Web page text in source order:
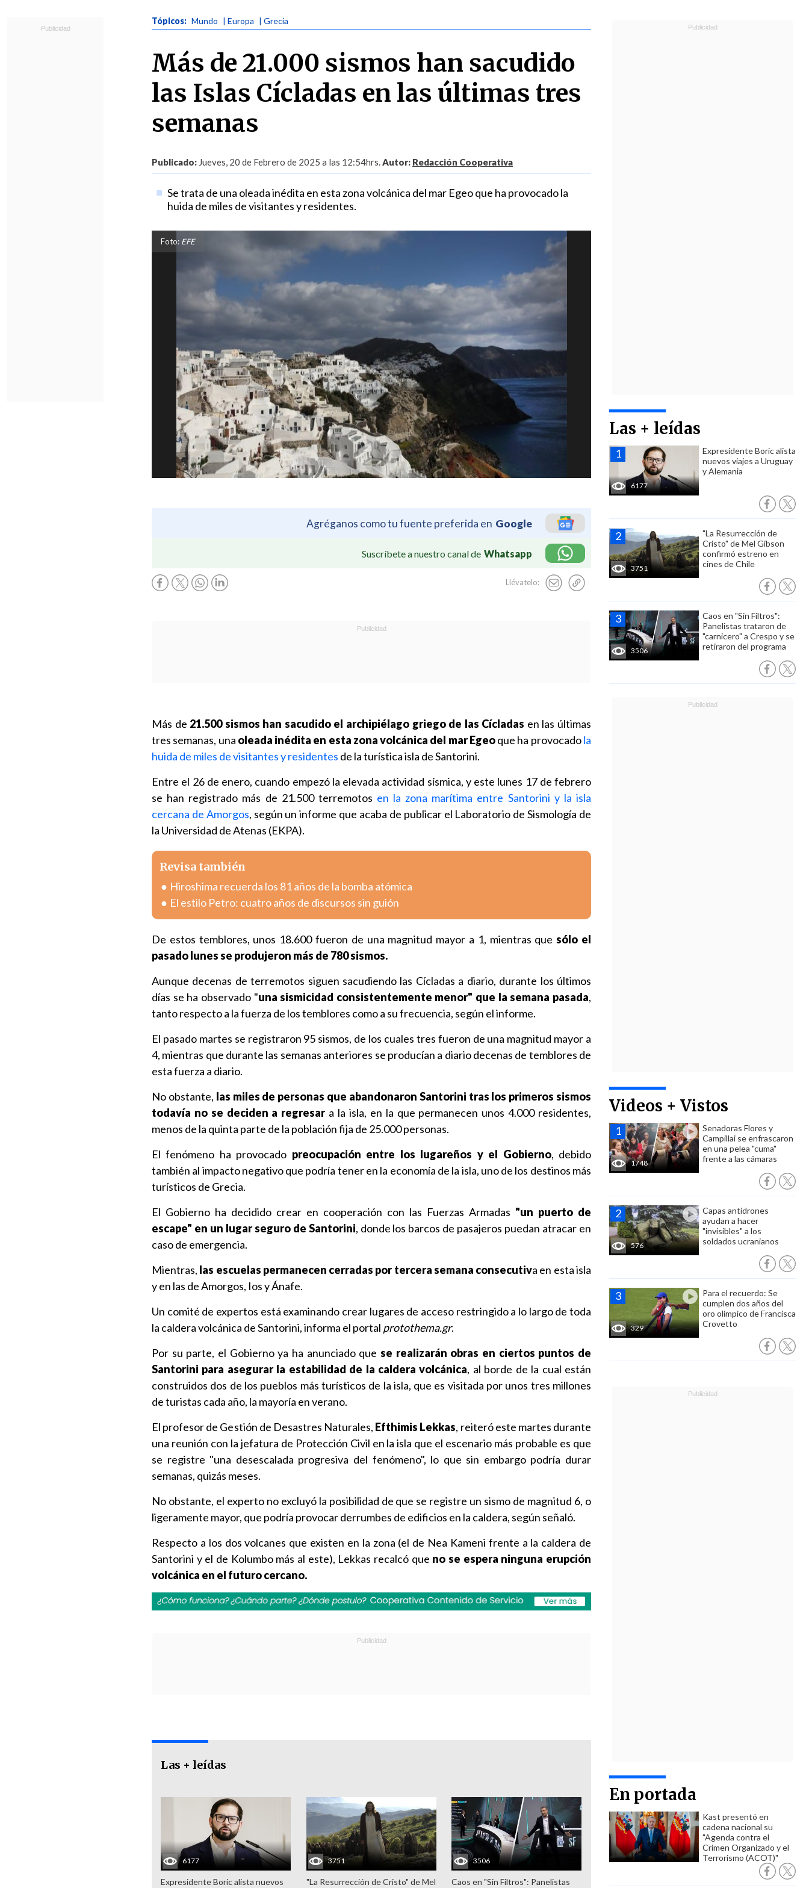
Tópicos: Mundo | Europa | Grecia
Más de 21.000 sismos han sacudido
las Islas Cícladas en las últimas tres
semanas
Publicado: Jueves, 20 de Febrero de 2025 a las 12:54hrs.Autor: Redacción Cooperativa
Se trata de una oleada inédita en esta zona volcánica del mar Egeo que ha provocado la
huida de miles de visitantes y residentes.
Foto: EFE
Agréganos como tu fuente preferida en Google
Suscríbete a nuestro canal de Whatsapp
Llévatelo:
Las + leídas
6177
Expresidente Boric alista
nuevos viajes a Uruguay
y Alemania
3751
"La Resurrección de
Cristo" de Mel Gibson
confirmó estreno en
cines de Chile
3506
Caos en "Sin Filtros":
Panelistas trataron de
"carnicero" a Crespo y se
retiraron del programa
Videos + Vistos
1748
Senadoras Flores y
Campillai se enfrascaron
en una pelea "cuma"
frente a las cámaras
576
Capas antidrones
ayudan a hacer
"invisibles" a los
soldados ucranianos
329
Para el recuerdo: Se
cumplen dos años del
oro olímpico de Francisca
Crovetto
En portada
Kast presentó en
cadena nacional su
"Agenda contra el
Crimen Organizado y el
Terrorismo (ACOT)"
Más de 21.500 sismos han sacudido el archipiélago griego de las Cícladas en las últimas
tres semanas, una oleada inédita en esta zona volcánica del mar Egeoque ha provocadola
huida de miles de visitantes y residentes de la turística isla de Santorini.
Entre el 26 de enero, cuando empezó la elevada actividad sísmica, y este lunes 17 de febrero
se han registrado más de 21.500 terremotos en la zona marítima entre Santorini y la isla
cercana de Amorgos, según un informe que acaba de publicar el Laboratorio de Sismología de
la Universidad de Atenas (EKPA).
Revisa también
Hiroshima recuerda los 81 años de la bomba atómica
El estilo Petro: cuatro años de discursos sin guión
De estos temblores, unos 18.600 fueron de una magnitud mayor a 1, mientras quesólo el
pasado lunes se produjeron más de 780 sismos.
Aunque decenas de terremotos siguen sacudiendo las Cícladas a diario, durante los últimos
días se ha observado "una sismicidad consistentemente menor" que la semana pasada,
tanto respecto a la fuerza de los temblores como a su frecuencia, según el informe.
El pasado martes se registraron 95 sismos, de los cuales tres fueron de una magnitud mayor a
4, mientras que durante las semanas anteriores se producían a diario decenas de temblores de
esta fuerza a diario.
No obstante, las miles de personas que abandonaron Santorini tras los primeros sismos
todavía no se deciden a regresara la isla, en la que permanecen unos 4.000 residentes,
menos de la quinta parte de la población fija de 25.000 personas.
El fenómeno ha provocado preocupación entre los lugareños y el Gobierno, debido
también al impacto negativo que podría tener en la economía de la isla, uno de los destinos más
turísticos de Grecia.
El Gobierno ha decidido crear en cooperación con las Fuerzas Armadas "un puerto de
escape" en un lugar seguro de Santorini, donde los barcos de pasajeros puedan atracar en
caso de emergencia.
Mientras, las escuelas permanecen cerradas por tercera semana consecutiva en esta isla
y en las de Amorgos, Ios y Ánafe.
Un comité de expertos está examinando crear lugares de acceso restringido a lo largo de toda
la caldera volcánica de Santorini, informa el portal protothema.gr.
Por su parte, el Gobierno ya ha anunciado que se realizarán obras en ciertos puntos de
Santorini para asegurar la estabilidad de la caldera volcánica, al borde de la cual están
construidos dos de los pueblos más turísticos de la isla, que es visitada por unos tres millones
de turistas cada año, la mayoría en verano.
El profesor de Gestión de Desastres Naturales, Efthimis Lekkas, reiteró este martes durante
una reunión con la jefatura de Protección Civil en la isla que el escenario más probable es que
se registre "una desescalada progresiva del fenómeno", lo que sin embargo podría durar
semanas, quizás meses.
No obstante, el experto no excluyó la posibilidad de que se registre un sismo de magnitud 6, o
ligeramente mayor, que podría provocar derrumbes de edificios en la caldera, según señaló.
Respecto a los dos volcanes que existen en la zona (el de Nea Kameni frente a la caldera de
Santorini y el de Kolumbo más al este), Lekkas recalcó que no se espera ninguna erupción
volcánica en el futuro cercano.
Las + leídas
6177
Expresidente Boric alista nuevos
3751
"La Resurrección de Cristo" de Mel
3506
Caos en "Sin Filtros": Panelistas